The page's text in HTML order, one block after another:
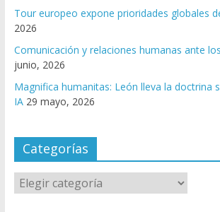
Tour europeo expone prioridades globales
2026
Comunicación y relaciones humanas ante
junio, 2026
Magnifica humanitas: León lleva la doctrina
IA 29 mayo, 2026
Categorías